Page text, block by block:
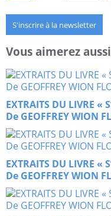
S'inscrire à la newsletter
Vous aimerez
EXTRAITS DU LIVRE «
De GEOFFREY WION
EXTRAITS DU LIVRE «
De GEOFFREY WION